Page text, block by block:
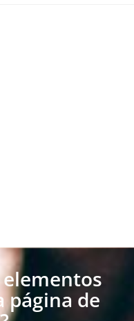
elementos
página de